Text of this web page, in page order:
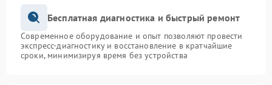
Бесплатная диагностика и быстрый ремонт
Современное оборудование и опыт позволяют провести
экспресс-диагностику и восстановление в кратчайшие
сроки, минимизируя время без устройства